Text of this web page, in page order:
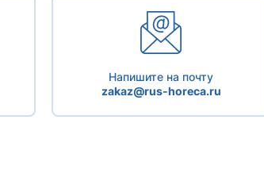
Напишите на почту
zakaz@rus-horeca.ru